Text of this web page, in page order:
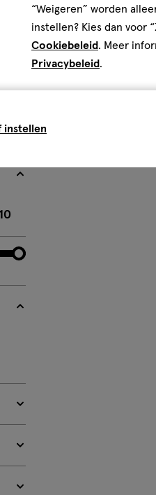
“Weigeren” worden
instellen? Kies dan voor
Cookiebeleid. Meer
Privacybeleid.
instellen